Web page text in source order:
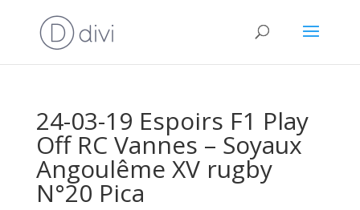
24-03-19 Espoirs F1 Play
Off RC Vannes – Soyaux
Angoulême XV rugby
N°20 Pica